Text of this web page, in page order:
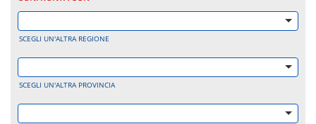
SCEGLI UN'ALTRA REGIONE
SCEGLI UN'ALTRA PROVINCIA